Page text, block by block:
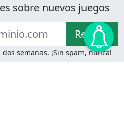
sobre nuevos juegos
Recibir!
semanas. ¡Sin spam, nunca!